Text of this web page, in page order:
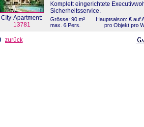
City-Apartment:
13781
Komplett eingerichtete
Sicherheitsservice.
Grösse: 90 m²
max. 6 Pers.
Hauptsaison: € auf
pro Objekt pro
zurück